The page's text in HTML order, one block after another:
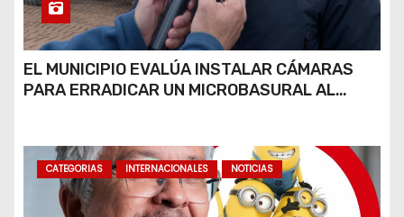
EL MUNICIPIO EVALÚA INSTALAR CÁMARAS
PARA ERRADICAR UN MICROBASURAL AL
CATEGORIAS INTERNACIONALES NOTICIAS